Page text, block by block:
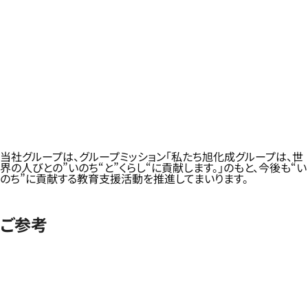
当社グループは、グループミッション「私たち旭化成グループは、世
界の人びとの”いのち“と”くらし“に貢献します。」のもと、今後も“い
のち”に貢献する教育支援活動を推進してまいります。
ご参考